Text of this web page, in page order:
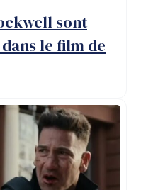
sont
le film de